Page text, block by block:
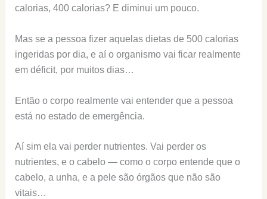
calorias, 400 calorias? E diminui um pouco.
Mas se a pessoa fizer aquelas dietas de 500 calorias
ingeridas por dia, e aí o organismo vai ficar realmente
em déficit, por muitos dias…
Então o corpo realmente vai entender que a pessoa
está no estado de emergência.
Aí sim ela vai perder nutrientes. Vai perder os
nutrientes, e o cabelo — como o corpo entende que o
cabelo, a unha, e a pele são órgãos que não são
vitais…